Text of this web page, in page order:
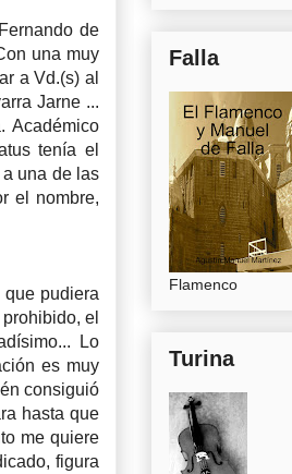
de
una muy
a Vd.(s) al
Jarne ...
Académico
tenía el
una de las
el nombre,
pudiera
el
Lo
es muy
consiguió
hasta que
me quiere
figura
Falla
Flamenco
Turina